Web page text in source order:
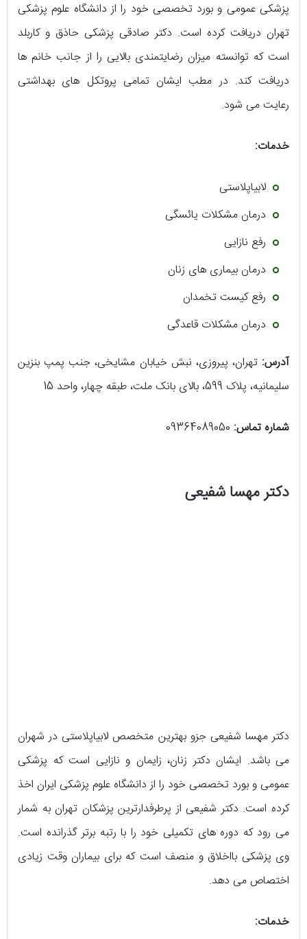
پزشکی عمومی و بورد تخصصی خود را از دانشگاه علوم پزشکی
تهران دریافت کرده است. دکتر صادقی پزشکی حاذق و کاربلد
است که توانسته میزان رضایتمندی بالایی را از جانب خانم ها
دریافت کند. در مطب ایشان تمامی پروتکل های بهداشتی
رعایت می شود.
خدمات:
لابیاپلاستی
درمان مشکلات یائسگی
رفع نازایی
درمان بیماری های زنان
رفع کیست تخمدان
درمان مشکلات قاعدگی
آدرس: تهران، پیروزی، نبش خیابان مشایخی، جنب پمپ بنزین
سلیمانیه، پلاک 599، بالای بانک ملت، طبقه چهار، واحد 15
شماره تماس:
دکتر مهسا شفیعی
دکتر مهسا شفیعی جزو بهترین متخصص لابیاپلاستی در شهران
می باشد. ایشان دکتر زنان، زایمان و نازایی است که پزشکی
عمومی و بورد تخصصی خود را از دانشگاه علوم پزشکی ایران اخذ
کرده است. دکتر شفیعی از پرطرفدارترین پزشکان تهران به شمار
می رود که دوره های تکمیلی خود را با رتبه برتر گذرانده است.
وی پزشکی بااخلاق و منصف است که برای بیماران وقت زیادی
اختصاص می دهد.
خدمات: